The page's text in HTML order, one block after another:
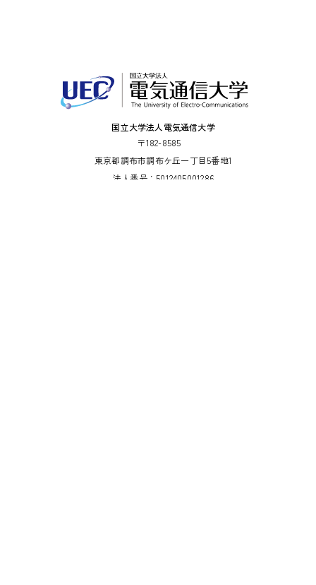
国立大学法人電気通信大学
〒182-8585
東京都調布市調布ケ丘一丁目5番地1
法人番号：5012405001286